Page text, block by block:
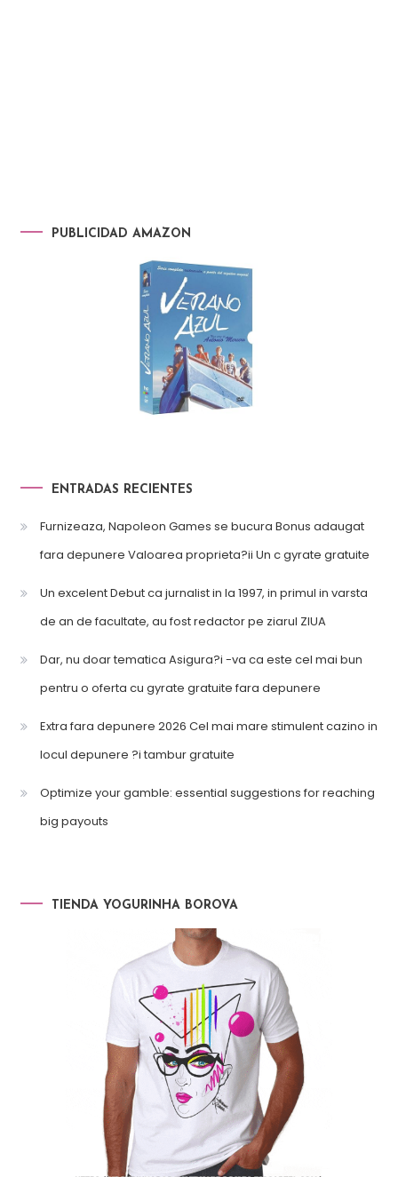
PUBLICIDAD AMAZON
ENTRADAS RECIENTES
Furnizeaza, Napoleon Games se bucura Bonus adaugat
fara depunere Valoarea proprieta?ii Un c gyrate gratuite
Un excelent Debut ca jurnalist in la 1997, in primul in varsta
de an de facultate, au fost redactor pe ziarul ZIUA
Dar, nu doar tematica Asigura?i -va ca este cel mai bun
pentru o oferta cu gyrate gratuite fara depunere
Extra fara depunere 2026 Cel mai mare stimulent cazino in
locul depunere ?i tambur gratuite
Optimize your gamble: essential suggestions for reaching
big payouts
TIENDA YOGURINHA BOROVA